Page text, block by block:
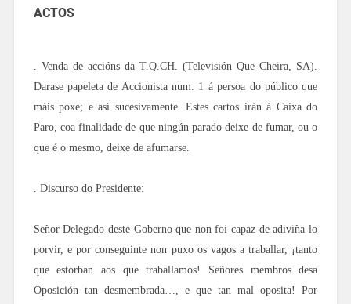
ACTOS
. Venda de accións da T.Q.CH. (Televisión Que Cheira, SA).
Darase papeleta de Accionista num. 1 á persoa do público que
máis poxe; e así sucesivamente. Estes cartos irán á Caixa do
Paro, coa finalidade de que ningún parado deixe de fumar, ou o
que é o mesmo, deixe de afumarse.
. Discurso do Presidente:
Señor Delegado deste Goberno que non foi capaz de adiviña-lo
porvir, e por conseguinte non puxo os vagos a traballar, ¡tanto
que estorban aos que traballamos! Señores membros desa
Oposición tan desmembrada…, e que tan mal oposita! Por